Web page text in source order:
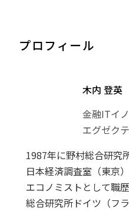
プロフィール
木内 登英
金融ITイ
エグゼク
1987年に野村総合研究
日本経済調査室（東京
エコノミストとして職
総合研究所ドイツ（フ